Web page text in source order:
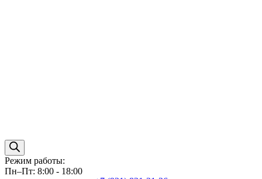
Режим работы:
Пн–Пт: 8:00 - 18:00